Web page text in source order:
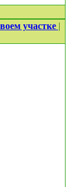
участке |